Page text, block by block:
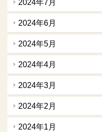
2024年7月
2024年6月
2024年5月
2024年4月
2024年3月
2024年2月
2024年1月